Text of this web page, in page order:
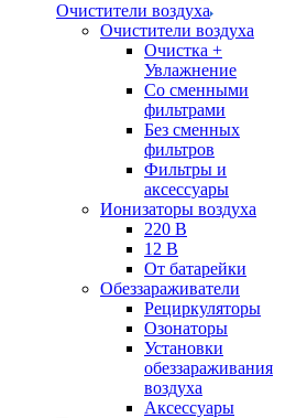
Очистители воздуха
Очистители воздуха
Очистка +
Увлажнение
Cо сменными
фильтрами
Без сменных
фильтров
Фильтры и
аксессуары
Ионизаторы воздуха
220 В
12 В
От батарейки
Обеззараживатели
Рециркуляторы
Озонаторы
Установки
обеззараживания
воздуха
Аксессуары